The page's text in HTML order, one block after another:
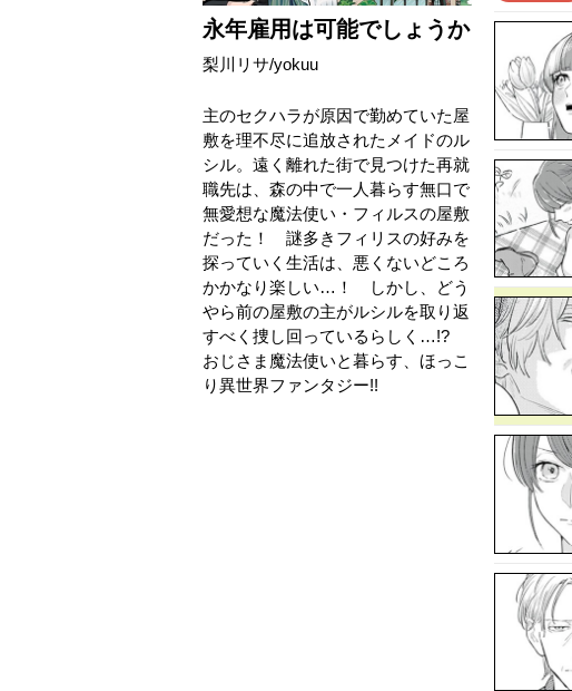
永年雇用は可能でしょうか
梨川リサ/yokuu
主のセクハラが原因で勤めていた屋
敷を理不尽に追放されたメイドのル
シル。遠く離れた街で見つけた再就
職先は、森の中で一人暮らす無口で
無愛想な魔法使い・フィルスの屋敷
だった！ 謎多きフィリスの好みを
探っていく生活は、悪くないどころ
かかなり楽しい…！ しかし、どう
やら前の屋敷の主がルシルを取り返
すべく捜し回っているらしく…!?
おじさま魔法使いと暮らす、ほっこ
り異世界ファンタジー!!